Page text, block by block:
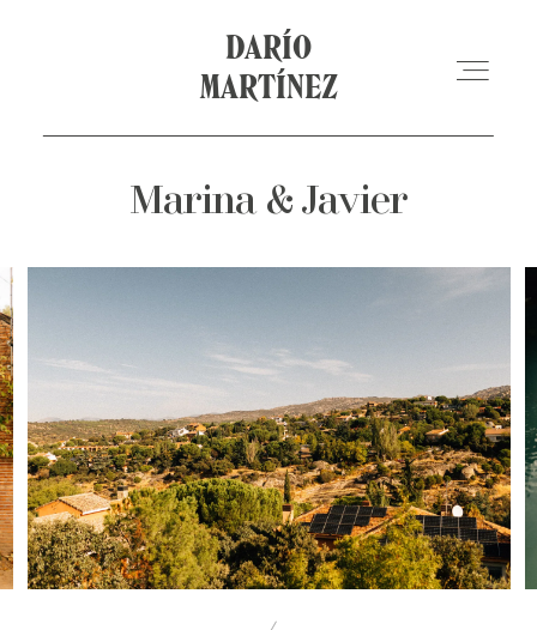
DARÍO
MARTÍNEZ
DARÍO MARTÍNEZ
PREGUNTAS
SOBRE MI
CONTACTO
Marina & Javier